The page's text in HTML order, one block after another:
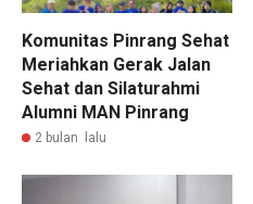
Komunitas Pinrang Sehat
Meriahkan Gerak Jalan
Sehat dan Silaturahmi
Alumni MAN Pinrang
2 bulan lalu